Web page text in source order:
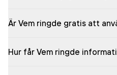
Är Vem ringde gratis att
Hur får Vem ringde